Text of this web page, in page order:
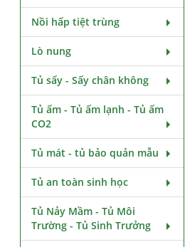
Nồi hấp tiệt trùng
Lò nung
Tủ sấy - Sấy chân không
Tủ ấm - Tủ ấm lạnh - Tủ ấm
CO2
Tủ mát - tủ bảo quản mẫu
Tủ an toàn sinh học
Tủ Nảy Mầm - Tủ Môi
Trường - Tủ Sinh Trưởng